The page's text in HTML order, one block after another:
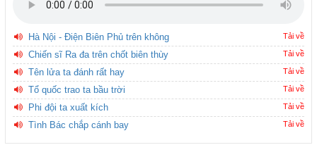
Hà Nội - Điện Biên Phủ trên không Tải về
Chiến sĩ Ra đa trên chốt biên thùy Tải về
Tên lửa ta đánh rất hay Tải về
Tổ quốc trao ta bầu trời Tải về
Phi đội ta xuất kích Tải về
Tình Bác chắp cánh bay Tải về